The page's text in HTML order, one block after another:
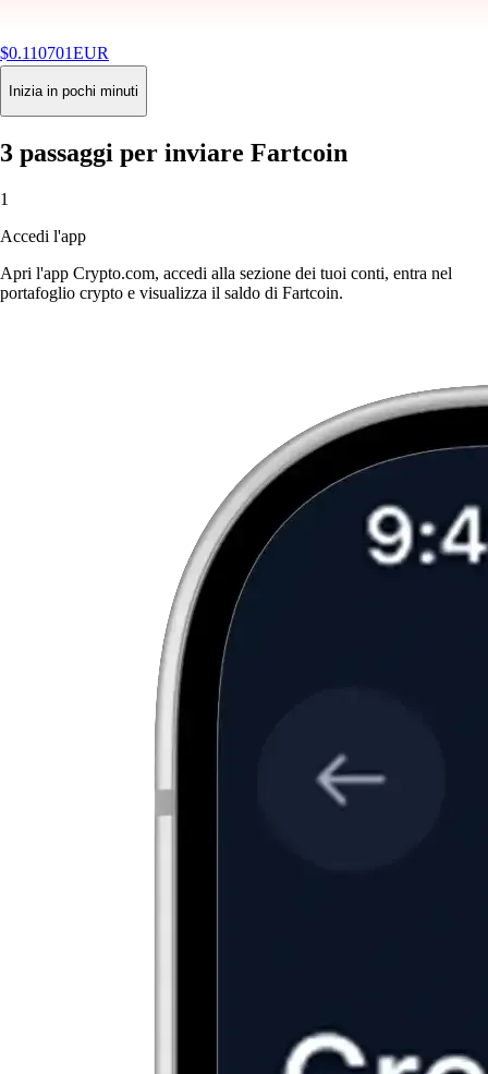
$0.110701EUR
-4.42%24H
Buy
Inizia in pochi minuti
3 passaggi per inviare Fartcoin
1
Accedi l'app
Apri l'app Crypto.com, accedi alla sezione dei tuoi conti, entra nel
portafoglio crypto e visualizza il saldo di Fartcoin.